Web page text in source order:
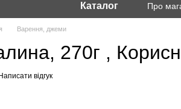
Каталог Про
Варення, джеми
270г ,
Написати відгук